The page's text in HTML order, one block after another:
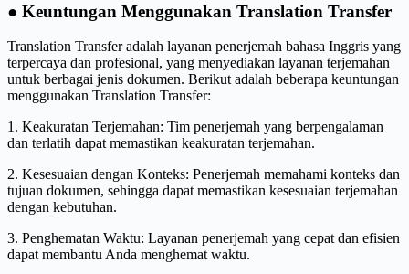
● Keuntungan Menggunakan Translation Transfer
Translation Transfer adalah layanan penerjemah bahasa Inggris yang
terpercaya dan profesional, yang menyediakan layanan terjemahan
untuk berbagai jenis dokumen. Berikut adalah beberapa keuntungan
menggunakan Translation Transfer:
1. Keakuratan Terjemahan: Tim penerjemah yang berpengalaman
dan terlatih dapat memastikan keakuratan terjemahan.
2. Kesesuaian dengan Konteks: Penerjemah memahami konteks dan
tujuan dokumen, sehingga dapat memastikan kesesuaian terjemahan
dengan kebutuhan.
3. Penghematan Waktu: Layanan penerjemah yang cepat dan efisien
dapat membantu Anda menghemat waktu.